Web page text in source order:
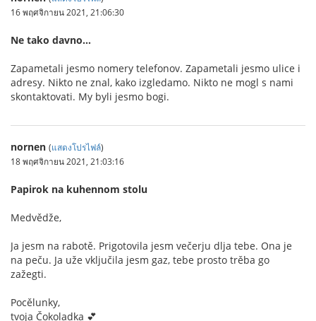
16 พฤศจิกายน 2021, 21:06:30
Ne tako davno…
Zapametali jesmo nomery telefonov. Zapametali jesmo ulice i
adresy. Nikto ne znal, kako izgledamo. Nikto ne mogl s nami
skontaktovati. My byli jesmo bogi.
nornen (แสดงโปรไฟล์)
18 พฤศจิกายน 2021, 21:03:16
Papirok na kuhennom stolu
Medvědže,
Ja jesm na rabotě. Prigotovila jesm večerju dlja tebe. Ona je
na peču. Ja uže vključila jesm gaz, tebe prosto trěba go
zažegti.
Pocělunky,
tvoja Čokoladka 💕